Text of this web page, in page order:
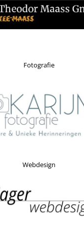
Fotografie
Webdesign